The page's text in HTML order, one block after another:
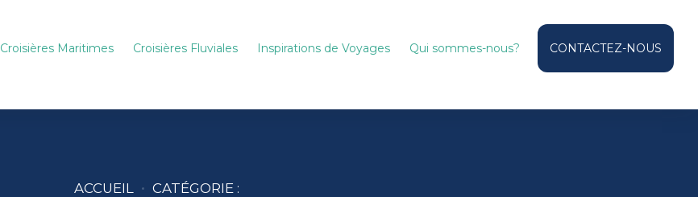
Croisières Maritimes Croisières Fluviales Inspirations de Voyages Qui sommes-nous? CONTACTEZ-NOUS
ACCUEIL CATÉGORIE :